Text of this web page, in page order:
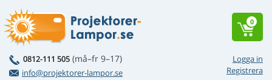
Logga in
Registrera
0812-111 505 (må–fr 9–17)
info@projektorer-lampor.se
0